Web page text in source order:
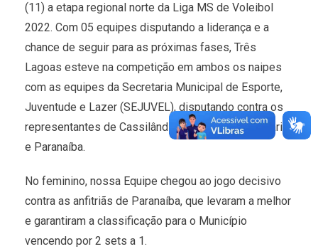
(11) a etapa regional norte da Liga MS de Voleibol
2022. Com 05 equipes disputando a liderança e a
chance de seguir para as próximas fases, Três
Lagoas esteve na competição em ambos os naipes
com as equipes da Secretaria Municipal de Esporte,
Juventude e Lazer (SEJUVEL), disputando contra os
representantes de Cassilândia, Bandeirantes, Ladário
e Paranaíba.
No feminino, nossa Equipe chegou ao jogo decisivo
contra as anfitriãs de Paranaíba, que levaram a melhor
e garantiram a classificação para o Município
vencendo por 2 sets a 1.